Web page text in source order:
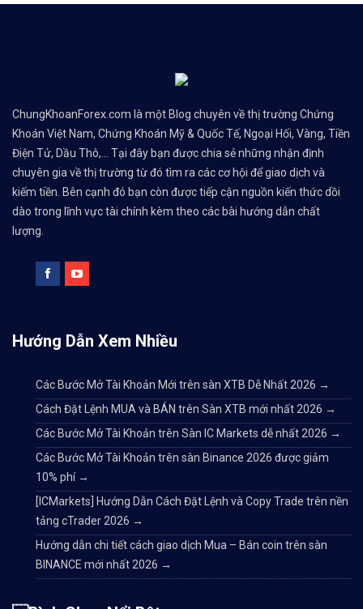
ChungKhoanForex.com là một Blog chuyên về thị trường Chứng
Khoán Việt Nam, Chứng Khoán Mỹ & Quốc Tế, Ngoại Hối, Vàng, Tiền
Điện Tử, Dầu Thô,... Tại đây bạn được chia sẻ những nhận định
chuyên gia về thị trường từ đó tìm ra các cơ hội để giao dịch và
kiếm tiền. Bên cạnh đó bạn còn được tiếp cận nguồn kiến thức dồi
dào trong lĩnh vực tài chính kèm theo các bài hướng dẫn chất
lượng.
Hướng Dẫn Xem Nhiều
Các Bước Mở Tài Khoản Mới trên sàn XTB Dễ Nhất 2026 →
Cách Đặt Lệnh MUA và BÁN trên Sàn XTB mới nhất 2026 →
Các Bước Mở Tài Khoản trên Sàn IC Markets dễ nhất 2026 →
Các Bước Mở Tài Khoản trên sàn Binance 2026 được giảm
10% phí →
[ICMarkets] Hướng Dẫn Cách Đặt Lệnh và Copy Trade trên nền
tảng cTrader 2026 →
Hướng dẫn chi tiết cách giao dịch Mua – Bán coin trên sàn
BINANCE mới nhất 2026 →